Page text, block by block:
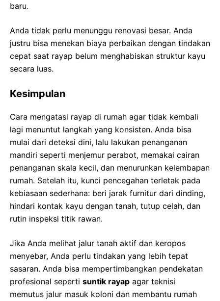
baru.
Anda tidak perlu menunggu renovasi besar. Anda
justru bisa menekan biaya perbaikan dengan tindakan
cepat saat rayap belum menghabiskan struktur kayu
secara luas.
Kesimpulan
Cara mengatasi rayap di rumah agar tidak kembali
lagi menuntut langkah yang konsisten. Anda bisa
mulai dari deteksi dini, lalu lakukan penanganan
mandiri seperti menjemur perabot, memakai cairan
penanganan skala kecil, dan menurunkan kelembapan
rumah. Setelah itu, kunci pencegahan terletak pada
kebiasaan sederhana: beri jarak furnitur dari dinding,
hindari kontak kayu dengan tanah, tutup celah, dan
rutin inspeksi titik rawan.
Jika Anda melihat jalur tanah aktif dan keropos
menyebar, Anda perlu tindakan yang lebih tepat
sasaran. Anda bisa mempertimbangkan pendekatan
profesional seperti suntik rayap agar teknisi
memutus jalur masuk koloni dan membantu rumah